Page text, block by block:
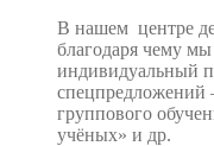
В нашем центре
благодаря чему
индивидуальный
группового
учёных» и др.